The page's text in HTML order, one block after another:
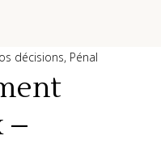
décisions, Pénal
–